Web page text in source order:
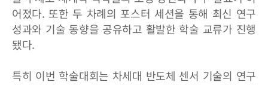
어졌다. 또한 두 차례의 포스터 세션을 통해 최신 연구
성과와 기술 동향을 공유하고 활발한 학술 교류가 진행
됐다.
특히 이번 학술대회는 차세대 반도체 센서 기술의 연구